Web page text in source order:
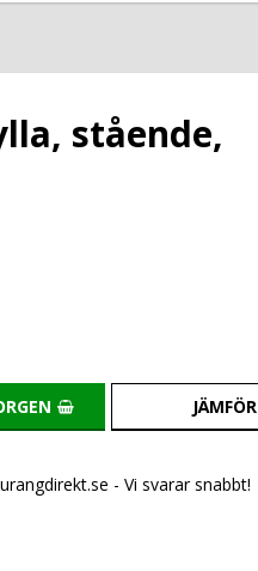
stående,
JÄMFÖR
- Vi svarar snabbt!